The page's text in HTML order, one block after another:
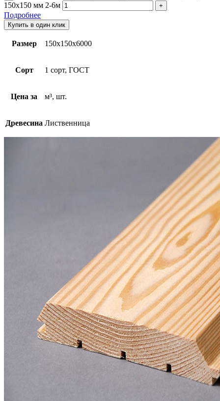
150х150 мм 2-6м
Подробнее
Купить в один клик
Размер 150х150х6000
Сорт 1 сорт, ГОСТ
Цена за м³, шт.
Древесина Лиственница